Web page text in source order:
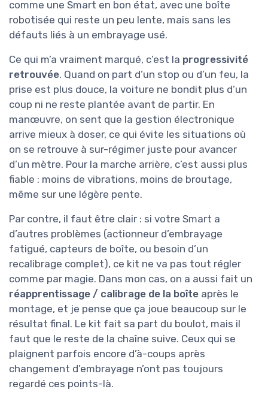
comme une Smart en bon état, avec une boîte
robotisée qui reste un peu lente, mais sans les
défauts liés à un embrayage usé.
Ce qui m’a vraiment marqué, c’est la progressivité
retrouvée. Quand on part d’un stop ou d’un feu, la
prise est plus douce, la voiture ne bondit plus d’un
coup ni ne reste plantée avant de partir. En
manœuvre, on sent que la gestion électronique
arrive mieux à doser, ce qui évite les situations où
on se retrouve à sur-régimer juste pour avancer
d’un mètre. Pour la marche arrière, c’est aussi plus
fiable : moins de vibrations, moins de broutage,
même sur une légère pente.
Par contre, il faut être clair : si votre Smart a
d’autres problèmes (actionneur d’embrayage
fatigué, capteurs de boîte, ou besoin d’un
recalibrage complet), ce kit ne va pas tout régler
comme par magie. Dans mon cas, on a aussi fait un
réapprentissage / calibrage de la boîte après le
montage, et je pense que ça joue beaucoup sur le
résultat final. Le kit fait sa part du boulot, mais il
faut que le reste de la chaîne suive. Ceux qui se
plaignent parfois encore d’à-coups après
changement d’embrayage n’ont pas toujours
regardé ces points-là.